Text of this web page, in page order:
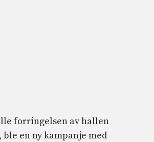
forringelsen av hallen
ble en ny kampanje med